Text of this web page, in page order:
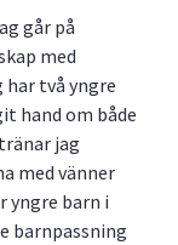
går på
med
två yngre
hand om både
jag
med vänner
yngre barn i
barnpassning